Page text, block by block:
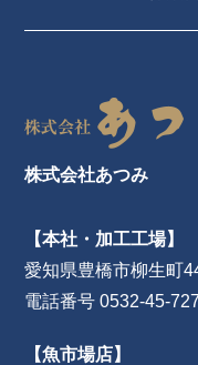
株式会社あつみ
【本社・加工工場】
愛知県豊橋市柳生町
電話番号 0532-45-
【魚市場店】